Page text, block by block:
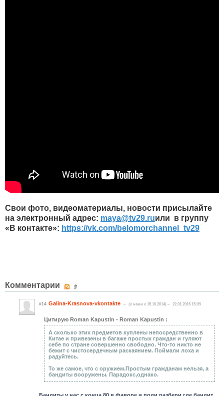
Свои фото, видеоматериалы, новости присылайте
на электронный адрес: maya@tv29.ruили в группу
«В контакте»: https://vk.com/belomorchannel_tv29
Комментарии
#14 Galina-Krasnova-vkontakte (c нами с 15.10.2014) 22.01.2016 15:39
Цитирую Roman Kapustin - Roman Kapustin :
А сколько этих предметов куплены непосредственно в
Китае и привезены в багаже простых граждан и гуляют
себе по стране совершенно свободно. Что-то никто не
бежит с чистосердечным раскаянием. Поймали лоха и
радуйтесь.
То же самое, что с оружием.Простым гражданам нельзя, а
бандиты вооружены. Парадокс,однако.